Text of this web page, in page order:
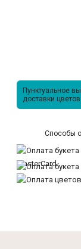
Пунктуальное
доставки
Способы